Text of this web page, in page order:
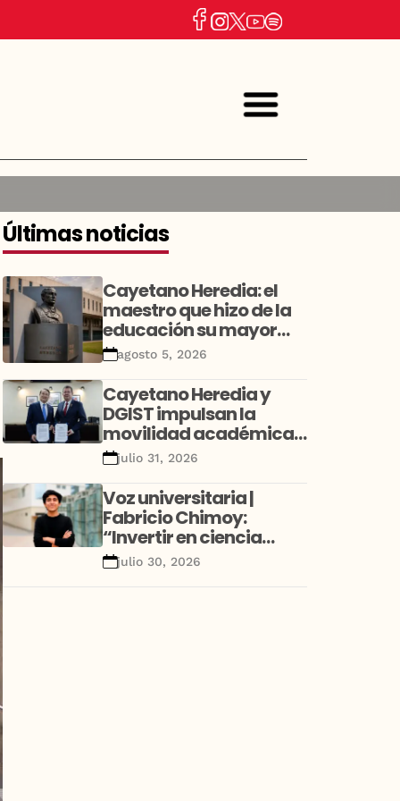
Últimas noticias
Cayetano Heredia: el
maestro que hizo de la
educación su mayor
legado
agosto 5, 2026
Cayetano Heredia y
DGIST impulsan la
movilidad académica
y la investigación con
alianza estratégica
entre Perú y Corea
julio 31, 2026
Voz universitaria |
Fabricio Chimoy:
“Invertir en ciencia
desde la niñez no es un
gasto educativo; es una
julio 30, 2026